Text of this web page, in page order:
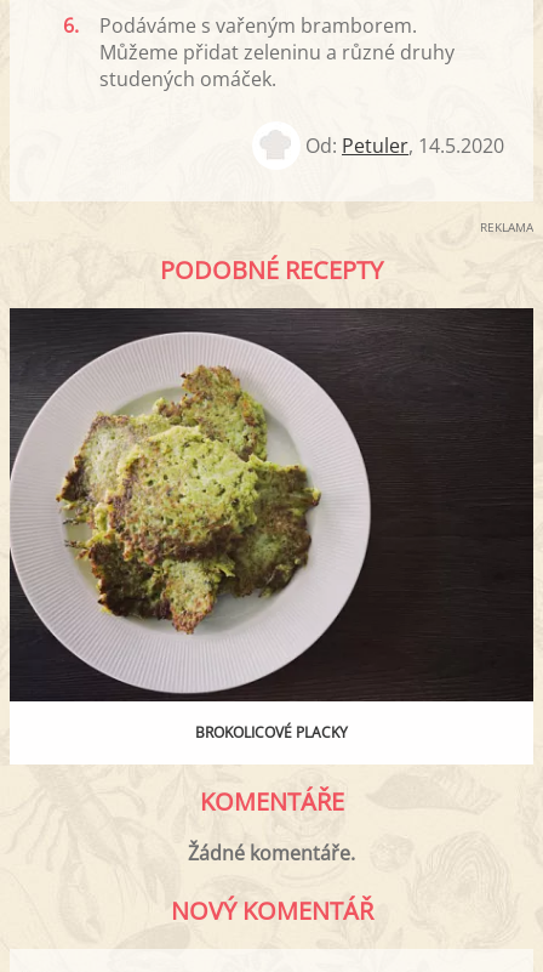
6.
Podáváme s vařeným bramborem.
Můžeme přidat zeleninu a různé druhy
studených omáček.
Od: Petuler, 14.5.2020
REKLAMA
PODOBNÉ RECEPTY
BROKOLICOVÉ PLACKY
KOMENTÁŘE
Žádné komentáře.
NOVÝ KOMENTÁŘ